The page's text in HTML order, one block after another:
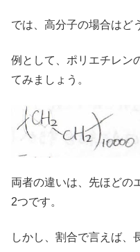
では、高分子の場合はど
例として、ポリエチレン
てみましょう。
両者の違いは、先ほどの
2つです。
しかし、割合で言えば、